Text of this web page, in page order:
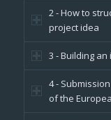
2 - How to
project idea
3 - Building
4 -
of the